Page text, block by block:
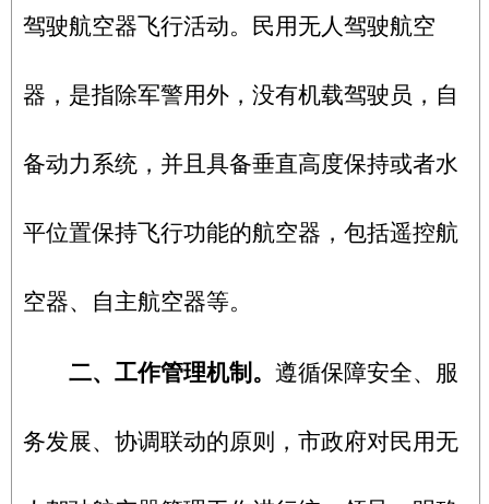
驾驶航空器飞行活动。民用无人驾驶航空
器，是指除军警用外，没有机载驾驶员，自
备动力系统，并且具备垂直高度保持或者水
平位置保持飞行功能的航空器，包括遥控航
空器、自主航空器等。
二、工作管理机制。 遵循保障安全、服
务发展、协调联动的原则，市政府对民用无